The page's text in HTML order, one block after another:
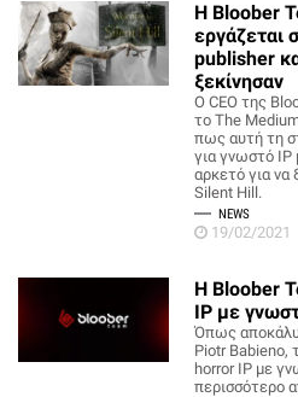
Η Bloober
εργάζεται
publisher
ξεκίνησαν
Ο CEO της
το The
πως αυτή τη
για γνωστό IP
αρκετό για να
Silent Hill.
NEWS
19/02/2021
Η Bloober
IP με
Όπως
Piotr Babieno,
horror IP με
περισσότερο